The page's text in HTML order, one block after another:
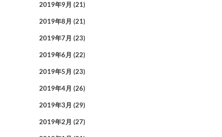
2019年9月 (21)
2019年8月 (21)
2019年7月 (23)
2019年6月 (22)
2019年5月 (23)
2019年4月 (26)
2019年3月 (29)
2019年2月 (27)